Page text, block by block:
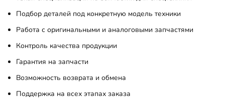
Подбор деталей под конкретную модель техники
Работа с оригинальными и аналоговыми запчастями
Контроль качества продукции
Гарантия на запчасти
Возможность возврата и обмена
Поддержка на всех этапах заказа